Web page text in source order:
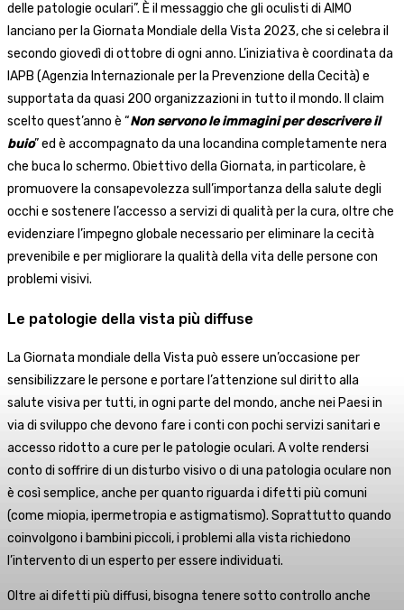
delle patologie oculari”. È il messaggio che gli oculisti di AIMO
lanciano per la Giornata Mondiale della Vista 2023, che si celebra il
secondo giovedì di ottobre di ogni anno. L’iniziativa è coordinata da
IAPB (Agenzia Internazionale per la Prevenzione della Cecità) e
supportata da quasi 200 organizzazioni in tutto il mondo. Il claim
scelto quest’anno è “Non servono le immagini per descrivere il
buio” ed è accompagnato da una locandina completamente nera
che buca lo schermo. Obiettivo della Giornata, in particolare, è
promuovere la consapevolezza sull’importanza della salute degli
occhi e sostenere l’accesso a servizi di qualità per la cura, oltre che
evidenziare l’impegno globale necessario per eliminare la cecità
prevenibile e per migliorare la qualità della vita delle persone con
problemi visivi.
Le patologie della vista più diffuse
La Giornata mondiale della Vista può essere un’occasione per
sensibilizzare le persone e portare l’attenzione sul diritto alla
salute visiva per tutti, in ogni parte del mondo, anche nei Paesi in
via di sviluppo che devono fare i conti con pochi servizi sanitari e
accesso ridotto a cure per le patologie oculari. A volte rendersi
conto di soffrire di un disturbo visivo o di una patologia oculare non
è così semplice, anche per quanto riguarda i difetti più comuni
(come miopia, ipermetropia e astigmatismo). Soprattutto quando
coinvolgono i bambini piccoli, i problemi alla vista richiedono
l’intervento di un esperto per essere individuati.
Oltre ai difetti più diffusi, bisogna tenere sotto controllo anche